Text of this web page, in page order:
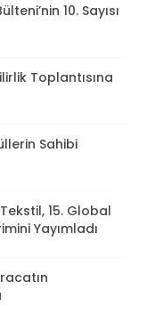
10. Sayısı
Toplantısına
Sahibi
15. Global
Yayımladı